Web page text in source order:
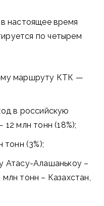
настоящее время
по четырем
маршруту КТК —
в российскую
млн тонн (18%);
(3%);
Атасу-Алашанькоу –
млн тонн – Казахстан,